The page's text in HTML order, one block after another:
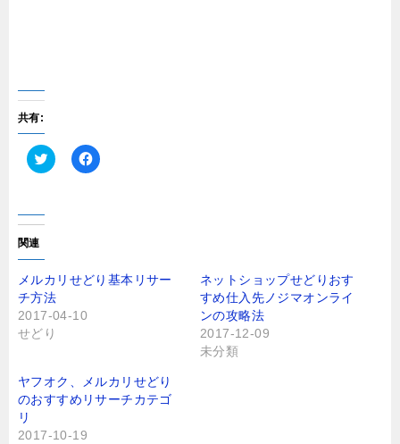
共有:
ク
し
て
T
i
t
t
e
r
で
共
し
い
ウ
ン
ド
F
共
有
る
に
ク
し
て
だ
さ
関連
メルカリせどり基本リサー
チ方法
2017-04-10
せどり
ネットショップせどりおす
すめ仕入先ノジマオンライ
ンの攻略法
2017-12-09
未分類
ヤフオク、メルカリせどり
のおすすめリサーチカテゴ
リ
2017-10-19